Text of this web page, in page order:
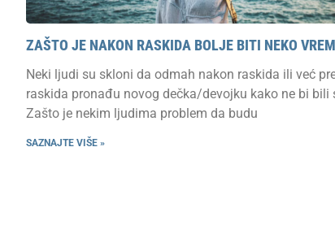
ZAŠTO JE NAKON RASKIDA BOLJE BITI NEKO
Neki ljudi su skloni da odmah nakon raskida ili već
raskida pronađu novog dečka/devojku kako ne bi bili
Zašto je nekim ljudima problem da budu
SAZNAJTE VIŠE »